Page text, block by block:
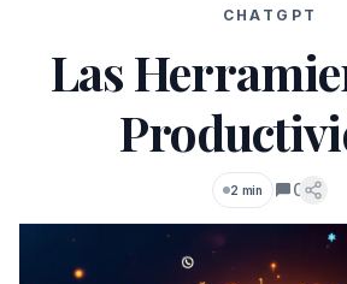
CHATGPT
Las
2 min 0